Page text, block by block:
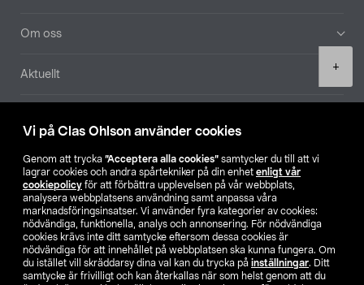
Vi på Clas Ohlson använder cookies
Genom att trycka ”Acceptera alla cookies” samtycker du till att vi
lagrar cookies och andra spårtekniker på din enhet enligt vår
cookiepolicy för att förbättra upplevelsen på vår webbplats,
analysera webbplatsens användning samt anpassa våra
marknadsföringsinsatser. Vi använder fyra kategorier av cookies:
nödvändiga, funktionella, analys och annonsering. För nödvändiga
cookies krävs inte ditt samtycke eftersom dessa cookies är
nödvändiga för att innehållet på webbplatsen ska kunna fungera. Om
du istället vill skräddarsy dina val kan du trycka på inställningar. Ditt
samtycke är frivilligt och kan återkallas när som helst genom att du
+
Om oss
Aktuellt
Hitta butik
SE NO FI